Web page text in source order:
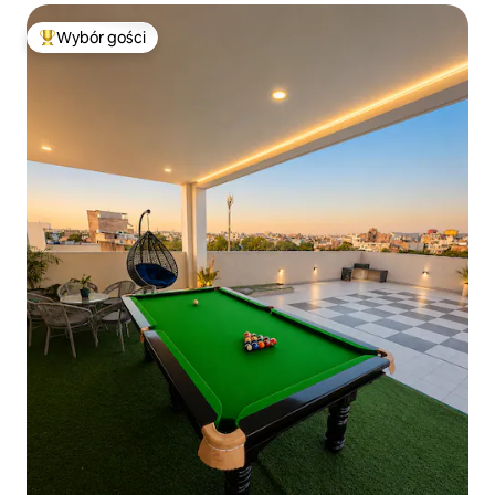
Najpopularniejsze z kategorii Wybór gości
Wybór gości